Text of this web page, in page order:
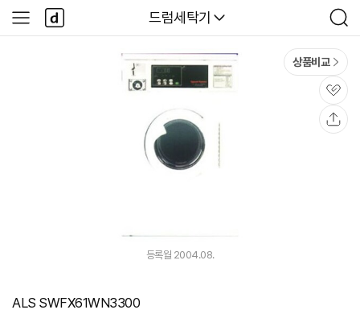
다나와
드럼세탁기
검
색
사
이
다
나
와
상품비교
관
심
등록월 2004.08.
ALS SWFX61WN3300